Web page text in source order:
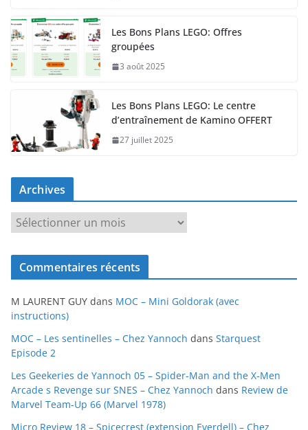
Les Bons Plans LEGO: Offres
groupées
3 août 2025
Les Bons Plans LEGO: Le centre
d’entraînement de Kamino OFFERT
27 juillet 2025
Archives
r
c
v
e
s
Commentaires récents
M LAURENT GUY dans MOC – Mini Goldorak (avec
instructions)
MOC – Les sentinelles – Chez Yannoch dans Starquest
Episode 2
Les Geekeries de Yannoch 05 – Spider-Man and the X-Men
Arcade s Revenge sur SNES – Chez Yannoch dans Review de
Marvel Team-Up 66 (Marvel 1978)
Micro Review 18 – Spicecrest (extension Everdell) – Chez